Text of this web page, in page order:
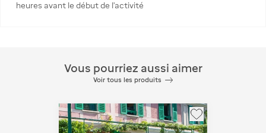
heures avant le début de l’activité
Vous pourriez aussi aimer
Voir tous les produits